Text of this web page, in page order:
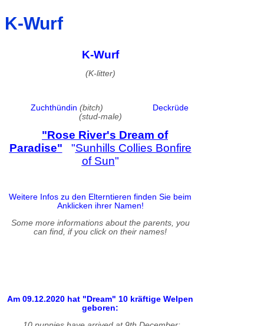
K-Wurf
K-Wurf
(K-litter)
Zuchthündin (bitch)
Deckrüde
(stud-male)
"Rose River's Dream of
Paradise" "Sunhills Collies Bonfire
of Sun"
Weitere Infos zu den Elterntieren finden Sie beim
Anklicken ihrer Namen!
Some more informations about the parents, you
can find, if you click on their names!
Am 09.12.2020 hat "Dream" 10 kräftige Welpen
geboren: